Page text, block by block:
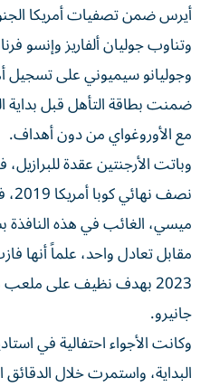
أيرس ضمن تصفيات أمريكا
وتناوب جوليان ألفاريز وإنسو
وجوليانو سيميوني على
ضمنت بطاقة التأهل قبل بداية
مع الأوروغواي من دون أهداف.
وباتت الأرجنتين عقدة
ميسي، الغائب في هذه النافذة
مقابل تعادل واحد، علماً أنها
2023 بهدف نظيف على ملعب
جانيرو.
وكانت الأجواء احتفالية في
البداية، واستمرت خلال